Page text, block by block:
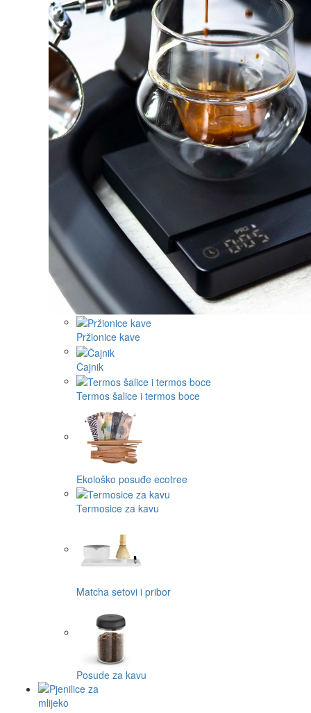
Pržionice kave
Čajnik
Termos šalice i termos boce
Ekološko posuđe ecotree
Termosice za kavu
Matcha setovi i pribor
Posude za kavu